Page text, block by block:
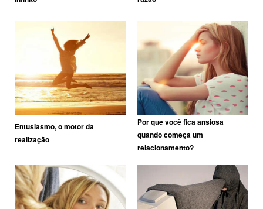
Entusiasmo, o motor da
realização
Por que você fica ansiosa
quando começa um
relacionamento?